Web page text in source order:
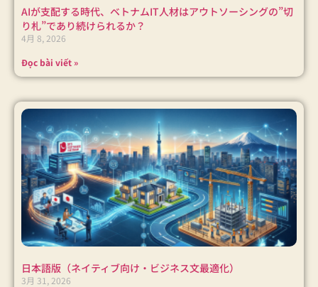
AIが支配する時代、ベトナムIT人材はアウトソーシングの”切
り札”であり続けられるか？
4月 8, 2026
Đọc bài viết »
日本語版（ネイティブ向け・ビジネス文最適化）
3月 31, 2026